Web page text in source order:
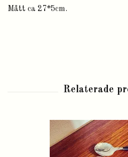
Mått ca 27*5cm.